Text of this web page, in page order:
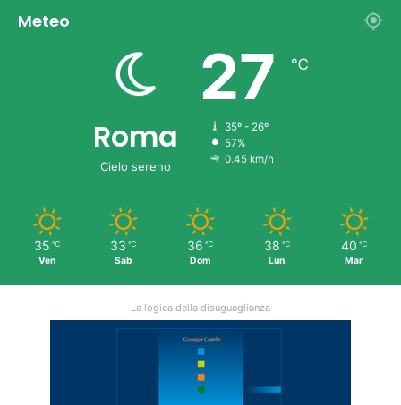
Meteo
Roma
Cielo sereno
27 ℃
35º - 26º
57%
0.45 km/h
35 ℃
Ven
33 ℃
Sab
36 ℃
Dom
38 ℃
Lun
40 ℃
Mar
La logica della disuguaglianza